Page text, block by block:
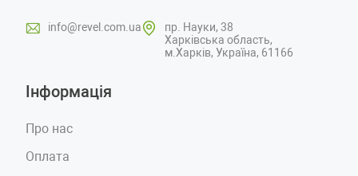
Інформація
Про нас
Оплата
info@revel.com.ua
пр. Науки, 38
Харківська область,
м.Харків, Україна, 61166